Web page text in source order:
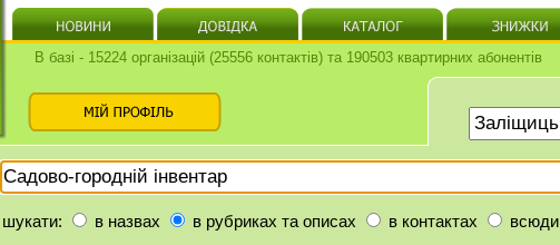
В базі - 15224 організацій (25556 контактів) та 190503 квартирних абонентів
шукати: в назвах в рубриках та описах в контактах всюди